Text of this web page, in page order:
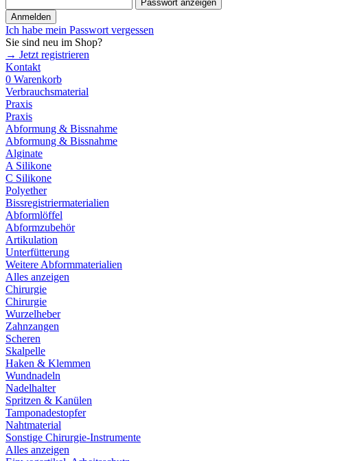
Passwort anzeigen
Anmelden
Ich habe mein Passwort vergessen
Sie sind neu im Shop?
→ Jetzt registrieren
Kontakt
0 Warenkorb
Verbrauchsmaterial
Praxis
Praxis
Abformung & Bissnahme
Abformung & Bissnahme
Alginate
A Silikone
C Silikone
Polyether
Bissregistriermaterialien
Abformlöffel
Abformzubehör
Artikulation
Unterfütterung
Weitere Abformmaterialien
Alles anzeigen
Chirurgie
Chirurgie
Wurzelheber
Zahnzangen
Scheren
Skalpelle
Haken & Klemmen
Wundnadeln
Nadelhalter
Spritzen & Kanülen
Tamponadestopfer
Nahtmaterial
Sonstige Chirurgie-Instrumente
Alles anzeigen